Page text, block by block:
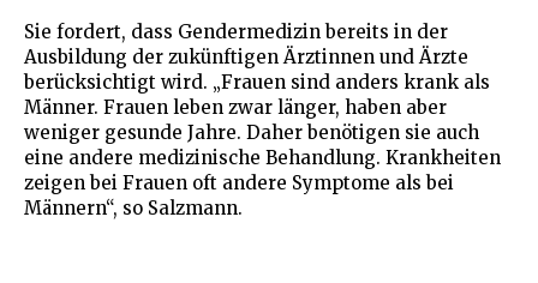
Sie fordert, dass Gendermedizin bereits in der
Ausbildung der zukünftigen Ärztinnen und Ärzte
berücksichtigt wird. „Frauen sind anders krank als
Männer. Frauen leben zwar länger, haben aber
weniger gesunde Jahre. Daher benötigen sie auch
eine andere medizinische Behandlung. Krankheiten
zeigen bei Frauen oft andere Symptome als bei
Männern“, so Salzmann.